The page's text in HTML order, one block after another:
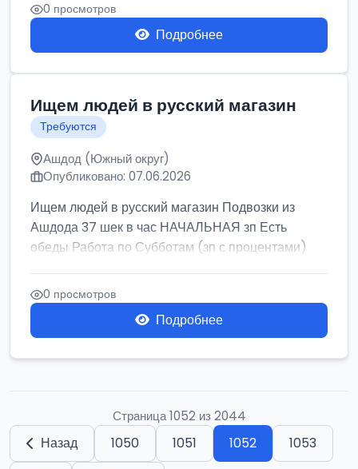
0 просмотров
Подробнее
Ищем людей в русский магазин
Требуются
Ашдод (Южный округ)
Опубликовано: 07.06.2026
Ищем людей в русский магазин Подвозки из
Ашдода 37 шек в час НАЧАЛЬНАЯ зп Есть
обеды Работа по Субботам (зп с процентами)
0 просмотров
Подробнее
Страница 1052 из 2044
Назад 1050 1051 1052
1053